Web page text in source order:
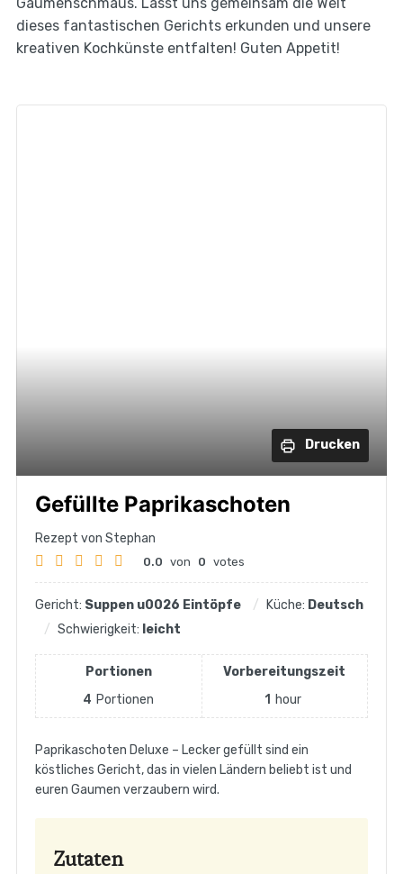
dieses fantastischen Gerichts erkunden und unsere
kreativen Kochkünste entfalten! Guten Appetit!
Drucken
Gefüllte Paprikaschoten
Rezept von Stephan
0.0 von 0 votes
Gericht: Suppen u0026 Eintöpfe Küche: Deutsch
Schwierigkeit: leicht
Portionen
4 Portionen
Vorbereitungszeit
1 hour
Paprikaschoten Deluxe – Lecker gefüllt sind ein
köstliches Gericht, das in vielen Ländern beliebt ist und
euren Gaumen verzaubern wird.
Zutaten